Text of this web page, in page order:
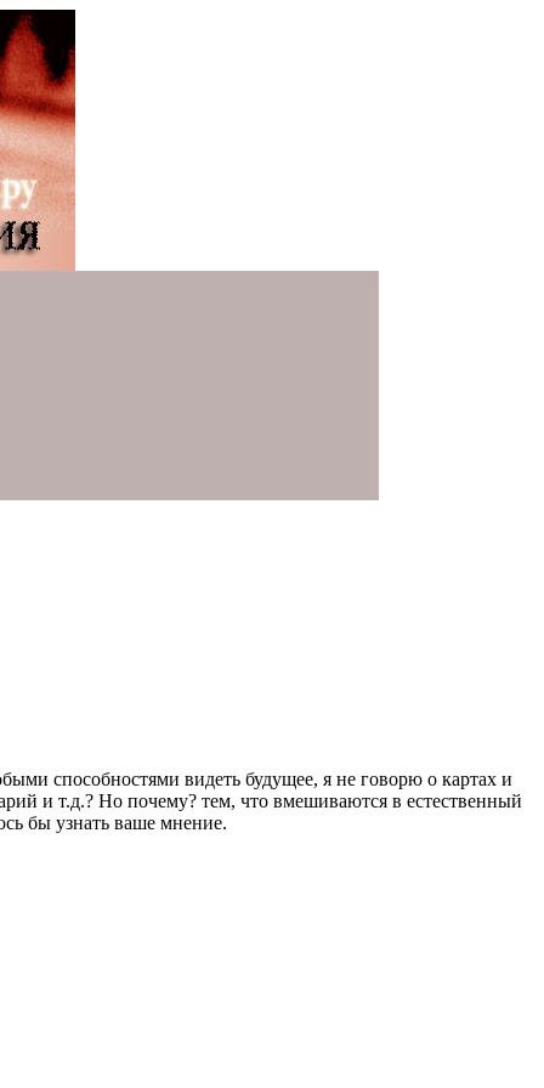
способностями видеть будущее, я не говорю о картах и
и т.д.? Но почему? тем, что вмешиваются в естественный
бы узнать ваше мнение.